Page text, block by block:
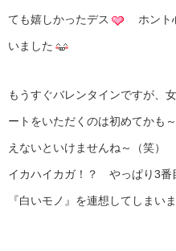
ても嬉しかったデス ホント
いました
もうすぐバレンタインですが、
ートをいただくのは初めてかも～
えないといけませんね～（笑
イカハイカガ！？ やっぱり3
『白いモノ』を連想してしまい